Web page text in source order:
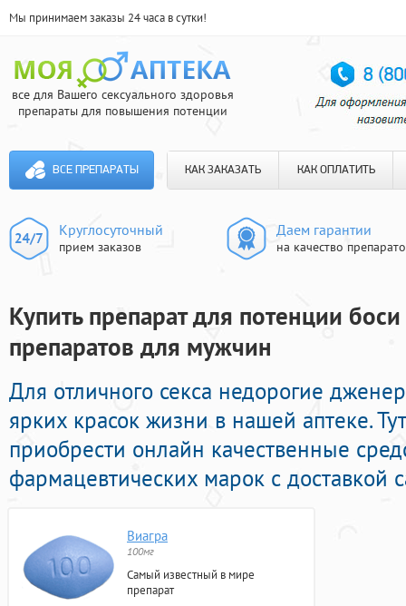
Мы принимаем заказы 24 часа в сутки!
все для Вашего сексуального здоровья
препараты для повышения потенции
ВСЕ ПРЕПАРАТЫ КАК ЗАКАЗАТЬ КАК ОПЛАТИТЬ
Круглосуточный
прием заказов
Даем гарантии
на качество
Купить препарат для потенции
препаратов для мужчин
Для отличного секса недорогие
ярких красок жизни в нашей аптеке.
приобрести онлайн качественные
фармацевтических марок с доставкой
Виагра
100мг
Самый известный в мире
препарат